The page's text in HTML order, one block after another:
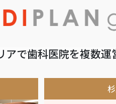
で歯科医院を複数